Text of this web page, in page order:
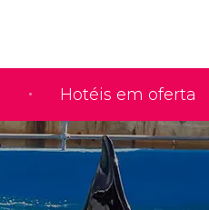
Hotéis em oferta